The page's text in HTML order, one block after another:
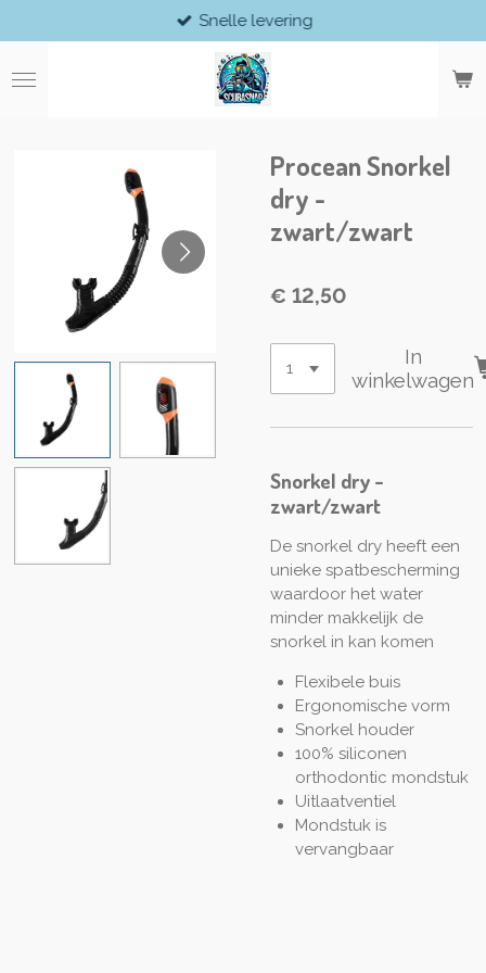
direct
naar
de
Snelle levering
Procean Snorkel
dry -
zwart/zwart
€ 12,50
In
winkelwagen
Snorkel dry -
zwart/zwart
De snorkel dry heeft een
unieke spatbescherming
waardoor het water
minder makkelijk de
snorkel in kan komen
Flexibele buis
Ergonomische vorm
Snorkel houder
100% siliconen
orthodontic mondstuk
Uitlaatventiel
Mondstuk is
vervangbaar